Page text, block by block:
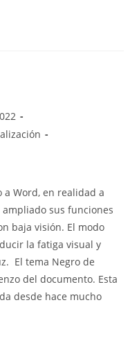
Word, en realidad a
sus funciones
baja visión. El modo
la fatiga visual y
El tema Negro de
del documento. Esta
desde hace mucho